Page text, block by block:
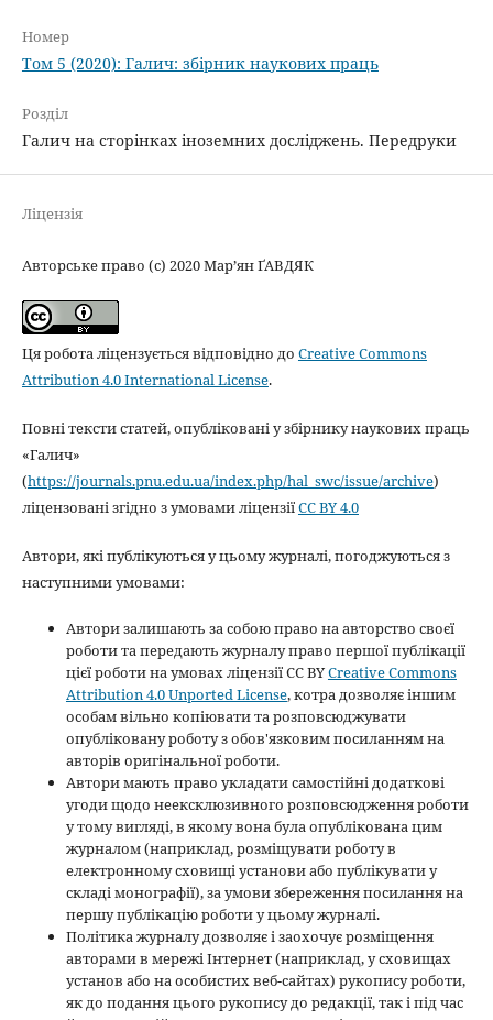
Номер
Том 5 (2020): Галич: збірник наукових праць
Розділ
Галич на сторінках іноземних досліджень. Передруки
Ліцензія
Авторське право (c) 2020 Мар’ян ҐАВДЯК
Ця робота ліцензується відповідно до Creative Commons
Attribution 4.0 International License.
Повні тексти статей, опубліковані у збірнику наукових праць
«Галич»
(https://journals.pnu.edu.ua/index.php/hal_swc/issue/archive)
ліцензовані згідно з умовами ліцензіїCC BY 4.0
Автори, які публікуються у цьому журналі, погоджуються з
наступними умовами:
Автори залишають за собою право на авторство своєї
роботи та передають журналу право першої публікації
цієї роботи на умовах ліцензії CC BYCreative Commons
Attribution 4.0 Unported License, котра дозволяє іншим
особам вільно копіювати та розповсюджувати
опубліковану роботу з обов'язковим посиланням на
авторів оригінальної роботи.
Автори мають право укладати самостійні додаткові
угоди щодо неексклюзивного розповсюдження роботи
у тому вигляді, в якому вона була опублікована цим
журналом (наприклад, розміщувати роботу в
електронному сховищі установи або публікувати у
складі монографії), за умови збереження посилання на
першу публікацію роботи у цьому журналі.
Політика журналу дозволяє і заохочує розміщення
авторами в мережі Інтернет (наприклад, у сховищах
установ або на особистих веб-сайтах) рукопису роботи,
як до подання цього рукопису до редакції, так і під час